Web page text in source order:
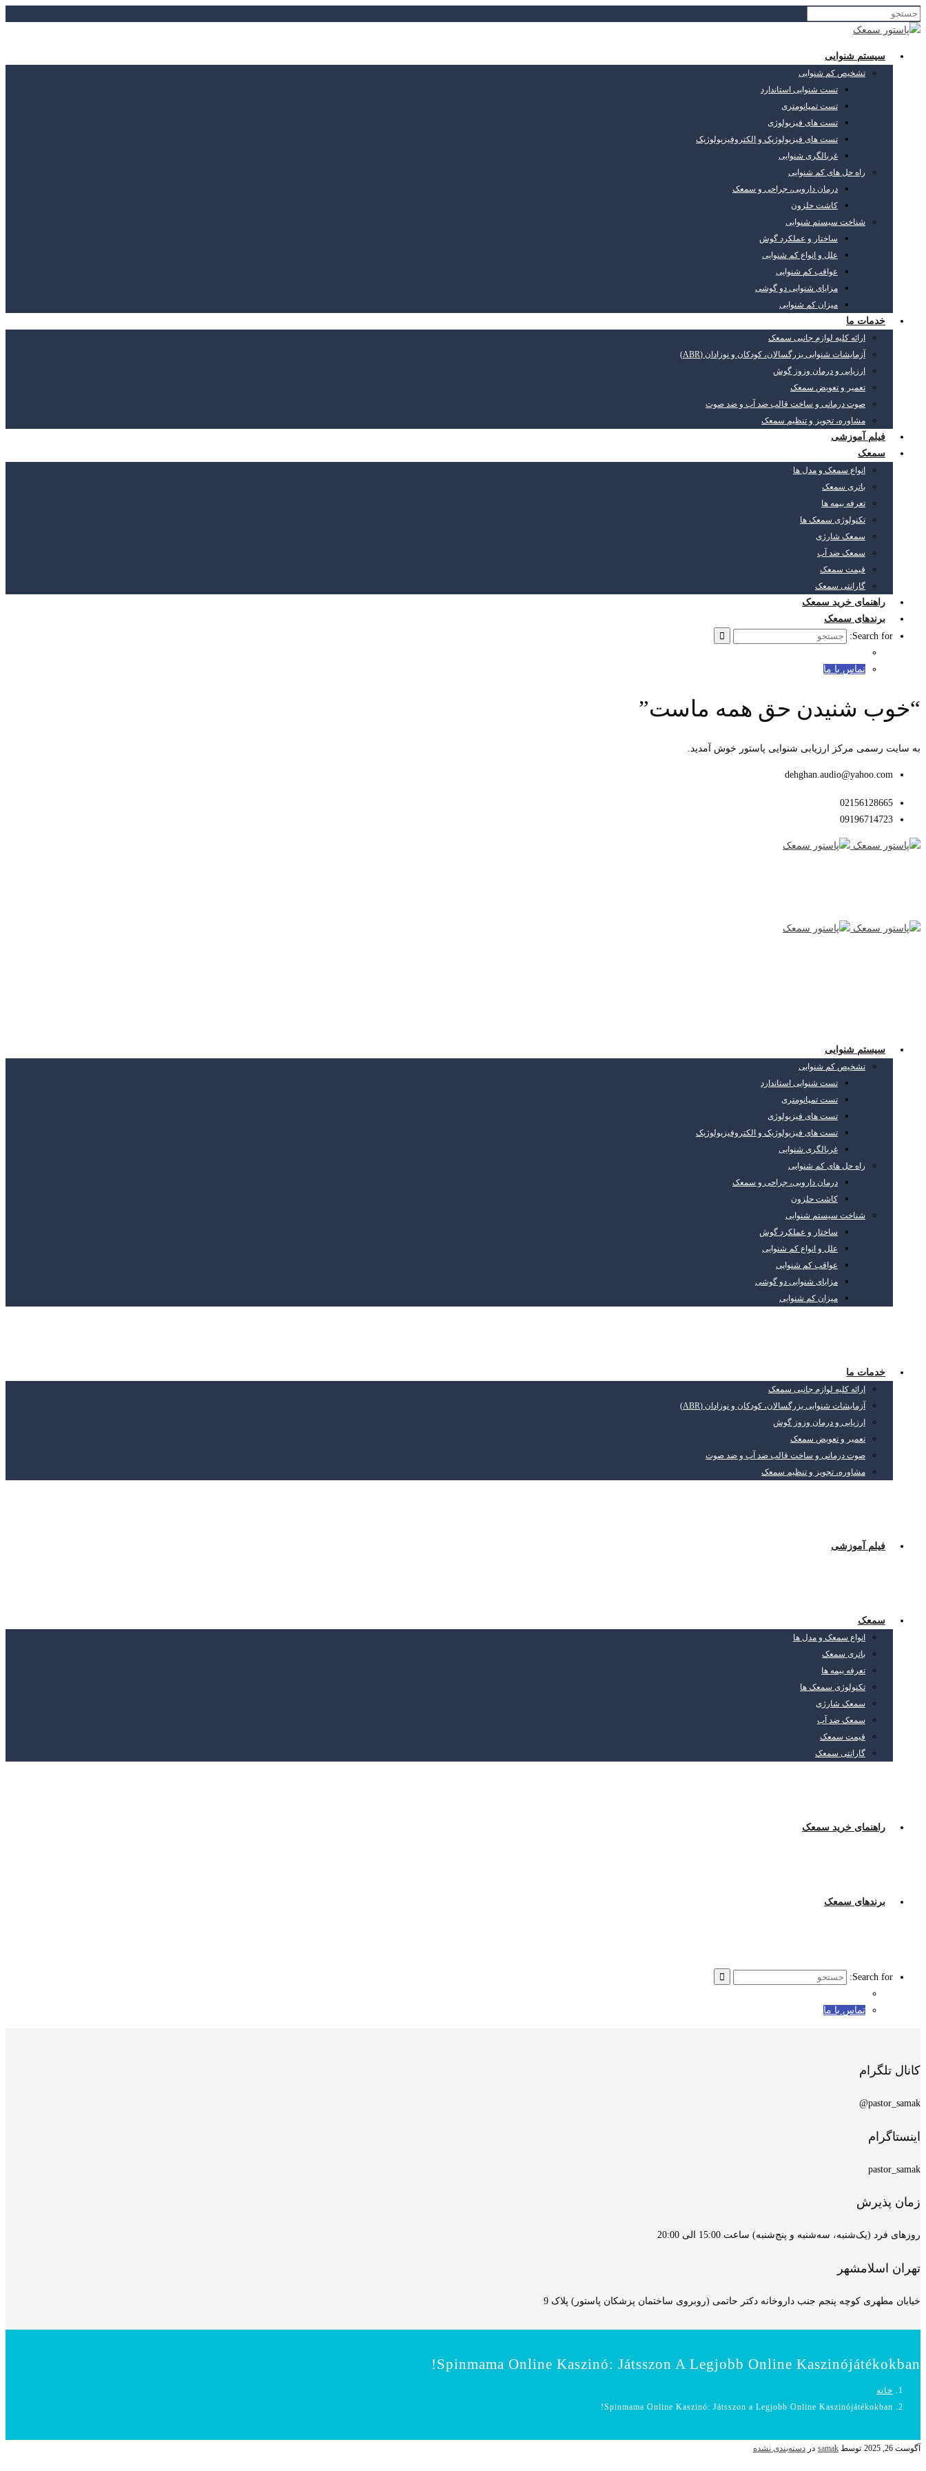
سیستم شنوایی
تشخیص کم شنوایی
تست شنوایی استاندارد
تست تمپانومتری
تست های فیزیولوژی
تست های فیزیولوژیک و الکتروفیزیولوژیک
غربالگری شنوایی
راه حل های کم شنوایی
درمان دارویی، جراحی و سمعک
کاشت حلزون
شناخت سیستم شنوایی
ساختار و عملکرد گوش
علل و انواع کم شنوایی
عواقب کم شنوایی
مزایای شنوایی دو گوشی
میزان کم شنوایی
خدمات ما
ارائه کلیه لوازم جانبی سمعک
آزمایشات شنوایی بزرگسالان، کودکان و نوزادان (ABR)
ارزیابی و درمان وزوز گوش
تعمیر و تعویض سمعک
صوت درمانی و ساخت قالب ضد آب و ضد صوت
مشاوره، تجویز و تنظیم سمعک
فیلم آموزشی
سمعک
انواع سمعک و مدل ها
باتری سمعک
تعرفه بیمه ها
تکنولوژی سمعک ها
سمعک شارژی
سمعک ضد آب
قیمت سمعک
گارانتی سمعک
راهنمای خرید سمعک
برندهای سمعک
Search for:
تماس با ما
“خوب شنیدن حق همه ماست”
به سایت رسمی مرکز ارزیابی شنوایی پاستور خوش آمدید.
dehghan.audio@yahoo.com
02156128665
09196714723
سیستم شنوایی
تشخیص کم شنوایی
تست شنوایی استاندارد
تست تمپانومتری
تست های فیزیولوژی
تست های فیزیولوژیک و الکتروفیزیولوژیک
غربالگری شنوایی
راه حل های کم شنوایی
درمان دارویی، جراحی و سمعک
کاشت حلزون
شناخت سیستم شنوایی
ساختار و عملکرد گوش
علل و انواع کم شنوایی
عواقب کم شنوایی
مزایای شنوایی دو گوشی
میزان کم شنوایی
خدمات ما
ارائه کلیه لوازم جانبی سمعک
آزمایشات شنوایی بزرگسالان، کودکان و نوزادان (ABR)
ارزیابی و درمان وزوز گوش
تعمیر و تعویض سمعک
صوت درمانی و ساخت قالب ضد آب و ضد صوت
مشاوره، تجویز و تنظیم سمعک
فیلم آموزشی
سمعک
انواع سمعک و مدل ها
باتری سمعک
تعرفه بیمه ها
تکنولوژی سمعک ها
سمعک شارژی
سمعک ضد آب
قیمت سمعک
گارانتی سمعک
راهنمای خرید سمعک
برندهای سمعک
Search for:
تماس با ما
کانال تلگرام
pastor_samak@
اینستاگرام
pastor_samak
زمان پذیرش
روزهای فرد (یک‌شنبه، سه‌شنبه و پنج‌شنبه) ساعت 15:00 الی 20:00
تهران اسلامشهر
خیابان مطهری کوچه پنجم جنب داروخانه دکتر حاتمی (روبروی ساختمان پزشکان پاستور) پلاک 9
Spinmama Online Kaszinó: Játsszon A Legjobb Online Kaszinójátékokban!
خانه
Spinmama Online Kaszinó: Játsszon a Legjobb Online Kaszinójátékokban!
آگوست 26, 2025 توسط samak در دسته‌بندی نشده